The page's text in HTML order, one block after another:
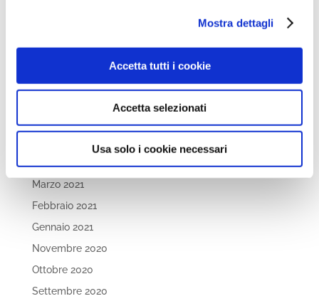
Mostra dettagli
Accetta tutti i cookie
Accetta selezionati
Usa solo i cookie necessari
Aprile 2021
Marzo 2021
Febbraio 2021
Gennaio 2021
Novembre 2020
Ottobre 2020
Settembre 2020